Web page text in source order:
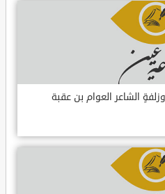
الشاعر العوام بن عقبة